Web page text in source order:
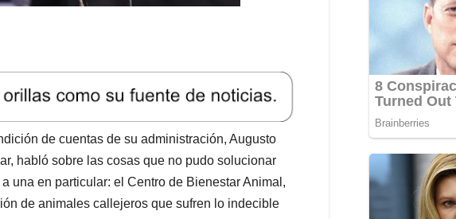
de cuentas de su administración, Augusto
habló sobre las cosas que no pudo solucionar
una en particular: el Centro de Bienestar Animal,
de animales callejeros que sufren lo indecible